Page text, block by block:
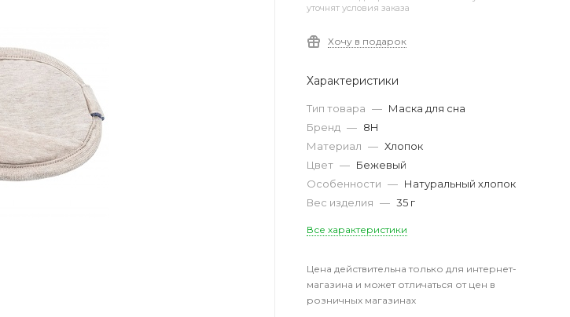
уточнят условия заказа
Хочу в подарок
Характеристики
Тип товара — Маска для сна
Бренд — 8H
Материал — Хлопок
Цвет — Бежевый
Особенности — Натуральный хлопок
Вес изделия — 35 г
Все характеристики
Цена действительна только для интернет-
магазина и может отличаться от цен в
розничных магазинах